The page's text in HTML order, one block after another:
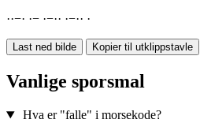
··−· ·− ·−·· ·−·· ·
Last ned bilde Kopier til utklippstavle
Vanlige sporsmal
Hva er "falle" i morsekode?